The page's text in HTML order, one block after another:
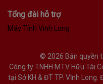
Tổng đài hỗ trợ
Máy Tính Vĩnh Long
© 2026 Bản quyền
Công ty TNHH MTV Hữu Tài
tại Sở KH & ĐT TP. Vĩnh